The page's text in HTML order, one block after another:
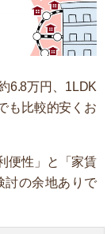
6.8万円、1LDK
も比較的安くお
便性」と「家賃
討の余地ありで